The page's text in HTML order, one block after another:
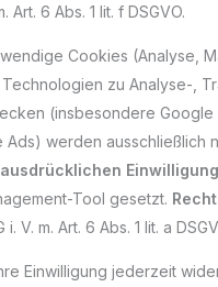
Art. 6 Abs. 1 lit. f DSGVO.
Cookies (Analyse,
zu Analyse-,
(insbesondere Google
Ads) werden ausschließlich
Einwilligung
Tool gesetzt.
i. V. m. Art. 6 Abs. 1 lit. a
Einwilligung jederzeit